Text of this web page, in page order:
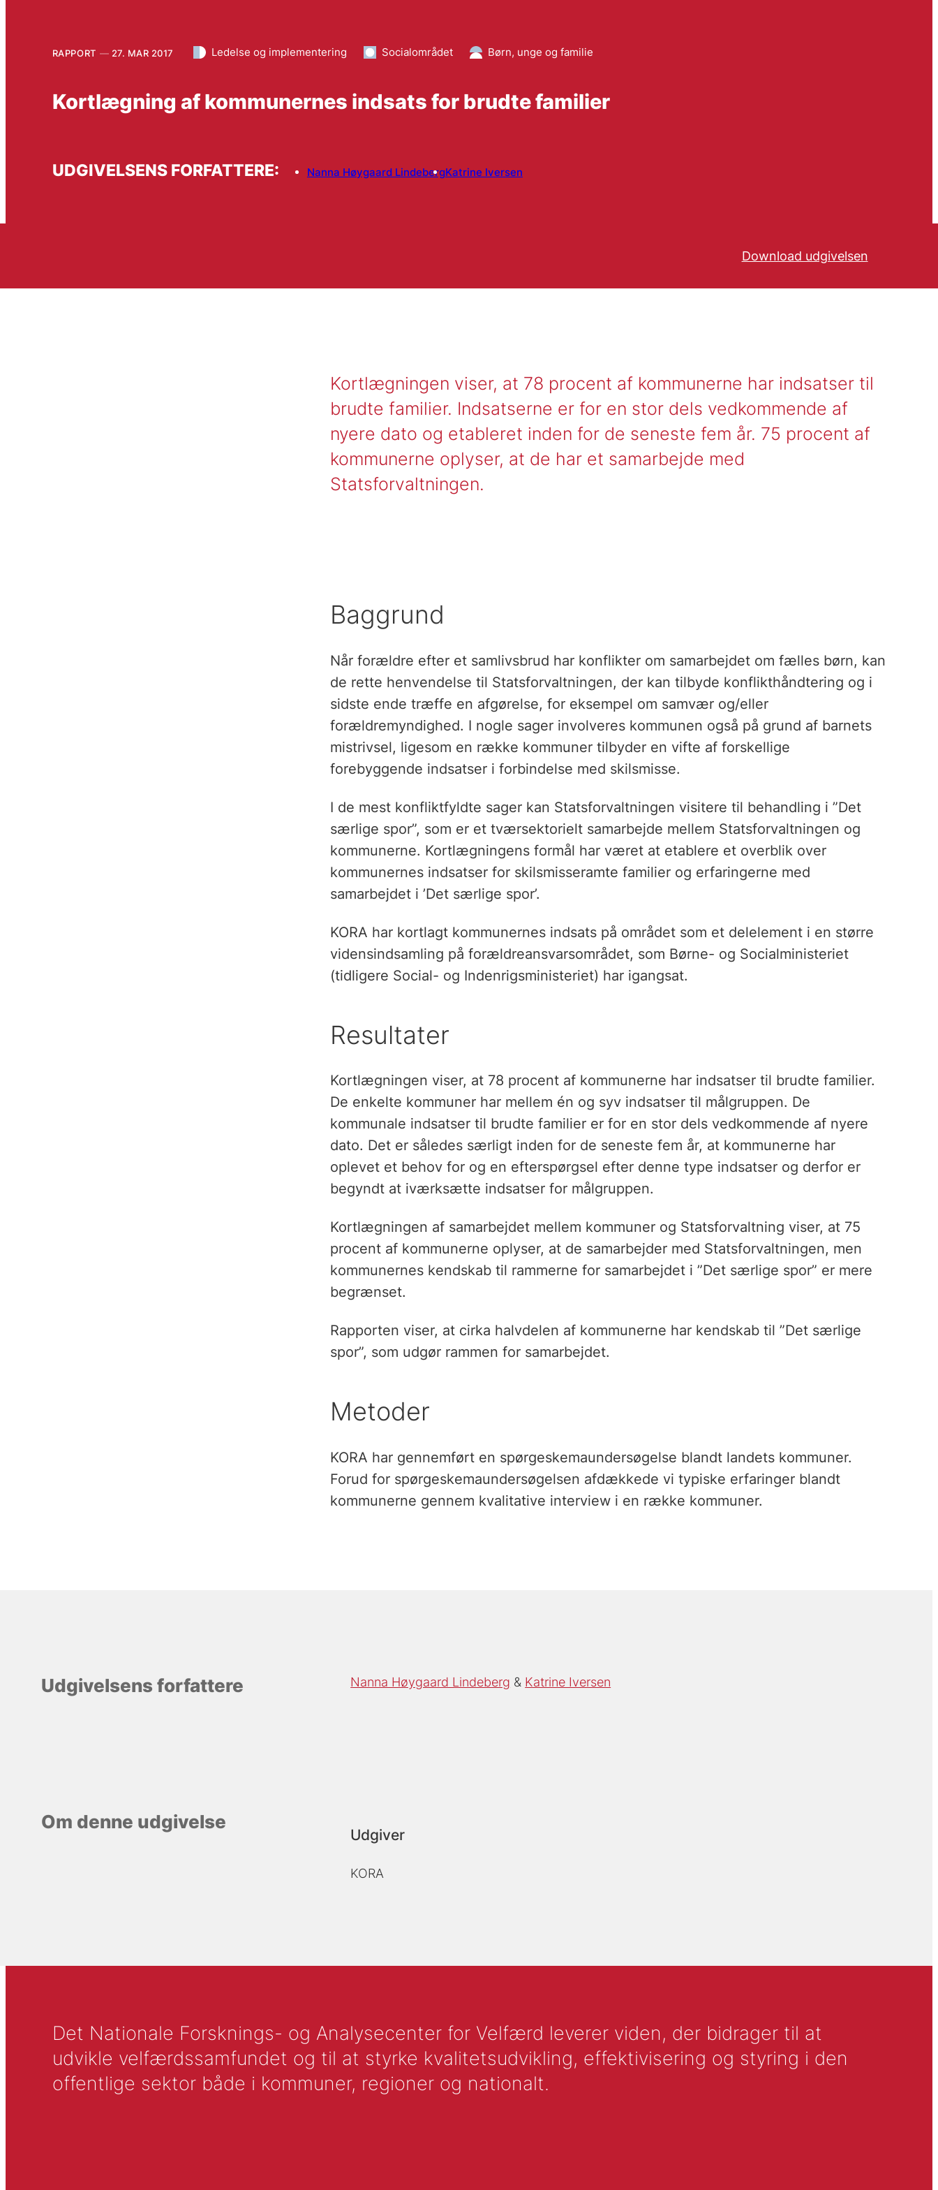
RAPPORT 27. MAR 2017 Ledelse og implementering Socialområdet Børn, unge og familie
Kortlægning af kommunernes indsats for brudte familier
UDGIVELSENS FORFATTERE: Nanna Høygaard LindebergKatrine Iversen
Download udgivelsen
Kortlægningen viser, at 78 procent af kommunerne har indsatser til
brudte familier. Indsatserne er for en stor dels vedkommende af
nyere dato og etableret inden for de seneste fem år. 75 procent af
kommunerne oplyser, at de har et samarbejde med
Statsforvaltningen.
Baggrund
Når forældre efter et samlivsbrud har konflikter om samarbejdet om fælles børn, kan
de rette henvendelse til Statsforvaltningen, der kan tilbyde konflikthåndtering og i
sidste ende træffe en afgørelse, for eksempel om samvær og/eller
forældremyndighed. I nogle sager involveres kommunen også på grund af barnets
mistrivsel, ligesom en række kommuner tilbyder en vifte af forskellige
forebyggende indsatser i forbindelse med skilsmisse.
I de mest konfliktfyldte sager kan Statsforvaltningen visitere til behandling i ”Det
særlige spor”, som er et tværsektorielt samarbejde mellem Statsforvaltningen og
kommunerne. Kortlægningens formål har været at etablere et overblik over
kommunernes indsatser for skilsmisseramte familier og erfaringerne med
samarbejdet i ’Det særlige spor’.
KORA har kortlagt kommunernes indsats på området som et delelement i en større
vidensindsamling på forældreansvarsområdet, som Børne- og Socialministeriet
(tidligere Social- og Indenrigsministeriet) har igangsat.
Resultater
Kortlægningen viser, at 78 procent af kommunerne har indsatser til brudte familier.
De enkelte kommuner har mellem én og syv indsatser til målgruppen. De
kommunale indsatser til brudte familier er for en stor dels vedkommende af nyere
dato. Det er således særligt inden for de seneste fem år, at kommunerne har
oplevet et behov for og en efterspørgsel efter denne type indsatser og derfor er
begyndt at iværksætte indsatser for målgruppen.
Kortlægningen af samarbejdet mellem kommuner og Statsforvaltning viser, at 75
procent af kommunerne oplyser, at de samarbejder med Statsforvaltningen, men
kommunernes kendskab til rammerne for samarbejdet i ”Det særlige spor” er mere
begrænset.
Rapporten viser, at cirka halvdelen af kommunerne har kendskab til ”Det særlige
spor”, som udgør rammen for samarbejdet.
Metoder
KORA har gennemført en spørgeskemaundersøgelse blandt landets kommuner.
Forud for spørgeskemaundersøgelsen afdækkede vi typiske erfaringer blandt
kommunerne gennem kvalitative interview i en række kommuner.
Udgivelsens forfattere Nanna Høygaard Lindeberg Katrine Iversen
Om denne udgivelse
Udgiver
KORA
Det Nationale Forsknings- og Analysecenter for Velfærd leverer viden, der bidrager til at
udvikle velfærdssamfundet og til at styrke kvalitetsudvikling, effektivisering og styring i den
offentlige sektor både i kommuner, regioner og nationalt.